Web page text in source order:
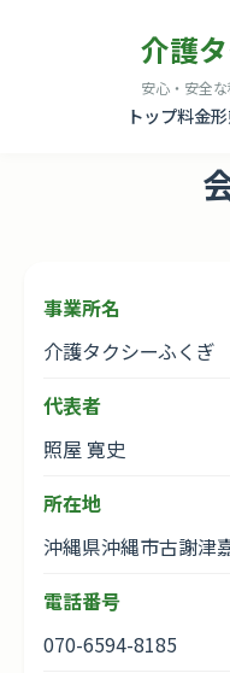
介護
安心・安全
トップ料金
事業所名
介護タクシーふくぎ
代表者
照屋 寛史
所在地
沖縄県沖縄市古謝津
電話番号
070-6594-8185